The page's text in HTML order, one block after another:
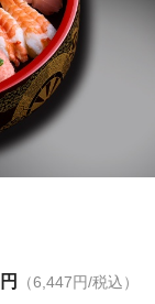
円 （6,447円/税込）